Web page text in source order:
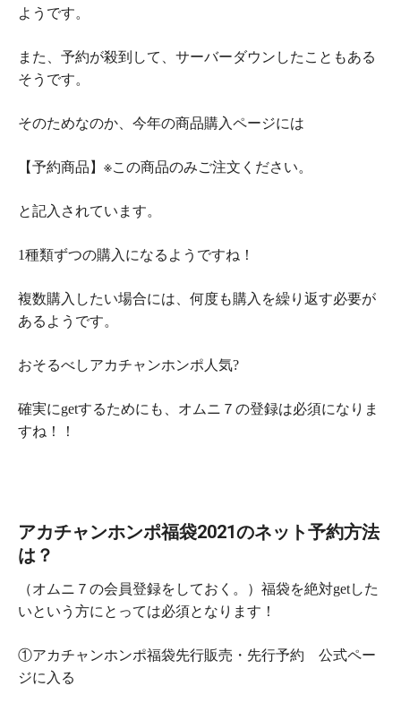
ようです。
また、予約が殺到して、サーバーダウンしたこともある
そうです。
そのためなのか、今年の商品購入ページには
【予約商品】※この商品のみご注文ください。
と記入されています。
1種類ずつの購入になるようですね！
複数購入したい場合には、何度も購入を繰り返す必要が
あるようです。
おそるべしアカチャンホンポ人気?
確実にgetするためにも、オムニ７の登録は必須になりま
すね！！
アカチャンホンポ福袋2021のネット予約方法
は？
（オムニ７の会員登録をしておく。）福袋を絶対getした
いという方にとっては必須となります！
①アカチャンホンポ福袋先行販売・先行予約 公式ペー
ジに入る